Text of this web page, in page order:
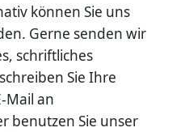
können Sie uns
Gerne senden wir
schriftliches
Sie Ihre
Mail an
benutzen Sie unser